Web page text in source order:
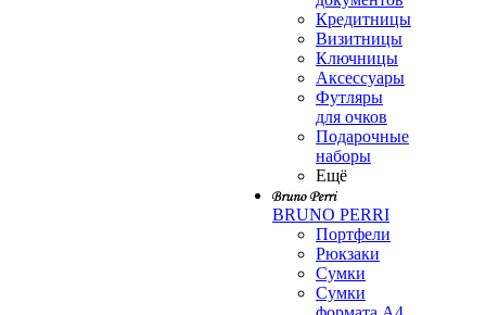
Кредитницы
Визитницы
Ключницы
Аксессуары
Футляры
для очков
Подарочные
наборы
Ещё
BRUNO PERRI
Портфели
Рюкзаки
Сумки
Сумки